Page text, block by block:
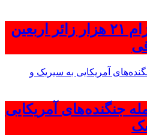
اینفوگرافیک؛ اعزام ۲۱ هزار زائر اربعین
جنگنده‌های آمریکایی